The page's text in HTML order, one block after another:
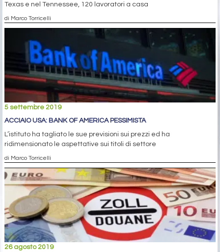
Texas e nel Tennessee, 120 lavoratori a casa
di Marco Torricelli
5 settembre 2019
ACCIAIO USA: BANK OF AMERICA PESSIMISTA
L’istituto ha tagliato le sue previsioni sui prezzi ed ha
ridimensionato le aspettative sui titoli di settore
di Marco Torricelli
26 agosto 2019